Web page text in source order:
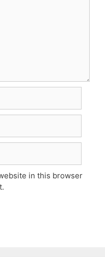
in this browser